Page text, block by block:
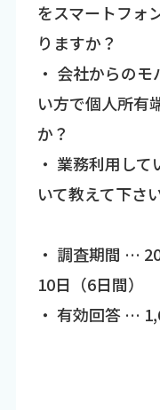
をスマートフォ
りますか？
・ 会社からの
い方で個人所有
か？
・ 業務利用し
いて教えて下さい
・ 調査期間 …
10日（6日間）
・ 有効回答 …